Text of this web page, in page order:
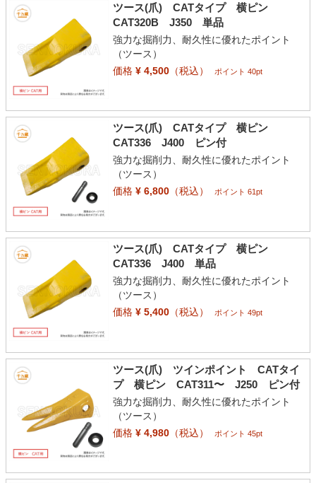
ツース(爪) CATタイプ 横ピン
CAT320B J350 単品
強力な掘削力、耐久性に優れたポイント
（ツース）
価格¥ 4,500（税込） ポイント 40pt
ツース(爪) CATタイプ 横ピン
CAT336 J400 ピン付
強力な掘削力、耐久性に優れたポイント
（ツース）
価格¥ 6,800（税込） ポイント 61pt
ツース(爪) CATタイプ 横ピン
CAT336 J400 単品
強力な掘削力、耐久性に優れたポイント
（ツース）
価格¥ 5,400（税込） ポイント 49pt
ツース(爪) ツインポイント CATタイ
プ 横ピン CAT311〜 J250 ピン付
強力な掘削力、耐久性に優れたポイント
（ツース）
価格¥ 4,980（税込） ポイント 45pt